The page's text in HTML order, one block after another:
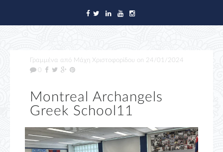
Γραμμένα από Μάχη Χριστοφορίδου on 24/01/2024
0
Montreal Archangels
Greek School11